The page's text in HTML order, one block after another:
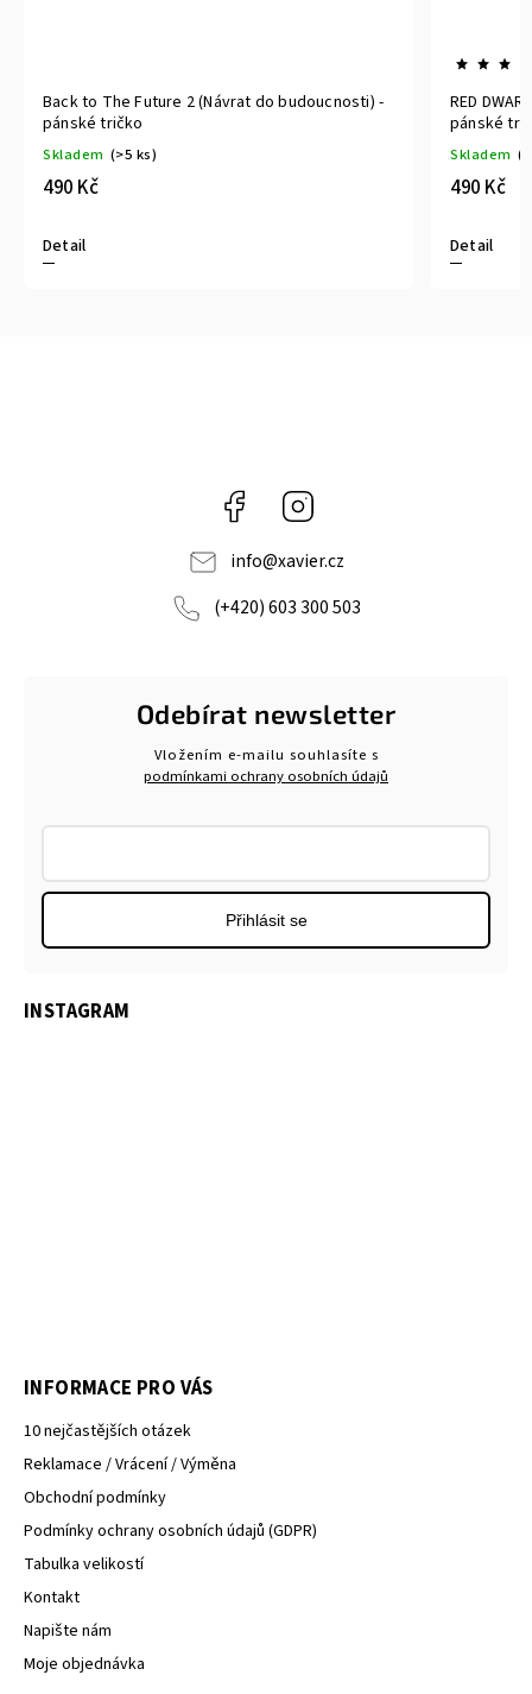
2 (Návrat do budoucnosti) -
RED DWARF ESO Rimmer
Facebook
info@xavier.cz
(+420) 603 300 503
Odebírat newsletter
Vložením e-mailu souhlasíte s
podmínkami ochrany osobních údajů
Přihlásit se
INSTAGRAM
INFORMACE PRO VÁS
10 nejčastějších otázek
Reklamace / Vrácení / Výměna
Obchodní podmínky
Podmínky ochrany osobních údajů (GDPR)
Tabulka velikostí
Kontakt
Napište nám
Moje objednávka